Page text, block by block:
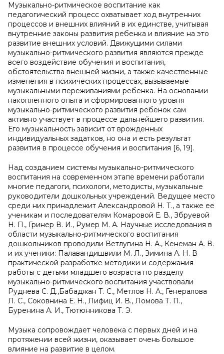
Музыкально-ритмическое воспитание как
педагогический процесс охватывает ход внутренних
процессов и внешних влияний в их единстве, учитывая
внутренние законы развития ребенка и влияние на это
развитие внешних условий. Движущими силами
музыкально-ритмического развития являются прежде
всего воздействие обучения и воспитания,
обстоятельства внешней жизни, а также качественные
изменения в психических процессах, вызываемые
музыкальными переживаниями ребенка. На основании
накопленного опыта и сформированного уровня
музыкально-ритмического развития ребенок сам
активно участвует в процессе дальнейшего развития.
Его музыкальность зависит от врожденных
индивидуальных задатков, но она и есть результат
развития в процессе обучения и воспитания [6, 19].
Над созданием системы музыкально-ритмического
воспитания на современном этапе времени работали
многие педагоги, психологи, методисты, музыкальные
руководители дошкольных учреждений. Ведущее место
среди них принадлежит Александровой Н. Т., а также ее
ученикам и последователям Комаровой Е. В., Збруевой
Н. П., Гринер В. И., Румер М. А. Научные исследования в
области музыкально-ритмического воспитания
дошкольников проводили Ветлугина Н. А., Кенеман А. В.
и их ученики: Палавандишвили М. Л., Зимина А. Н. В
практической разработке методики и содержания
работы с детьми младшего возраста по разделу
музыкально-ритмического воспитания участвовали
Руднева С. Д.,Бабаджан Т. С., Метлов Н. А., Генералова
Л. С., Соковнина Е. Н., Лифиц И. В., Ломова Т. П.,
Буренина А. И., Тютюнникова Т. Э.
Музыка сопровождает человека с первых дней и на
протяжении всей жизни, оказывает очень большое
влияние на развитие в целом.